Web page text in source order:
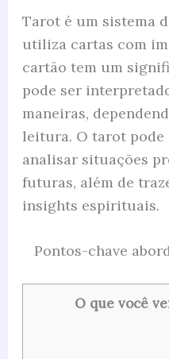
Tarot é um sistema
utiliza cartas com
cartão tem um
pode ser
maneiras,
leitura. O tarot
analisar situações
futuras, além de
insights espirituais.
Pontos-chave
O que você